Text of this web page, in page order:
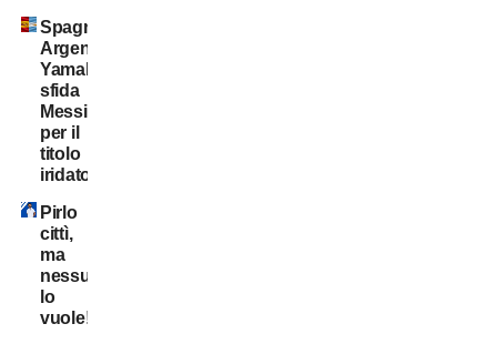
Spagna-
Argentina:
Yamal
sfida
Messi
per il
titolo
iridato
Pirlo
cittì,
ma
nessuno
lo
vuole!